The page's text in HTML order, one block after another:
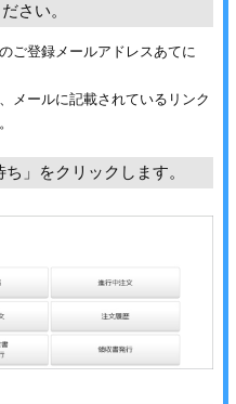
さい。
ご登録メールアドレスあてに
メールに記載されているリンク
」をクリックします。